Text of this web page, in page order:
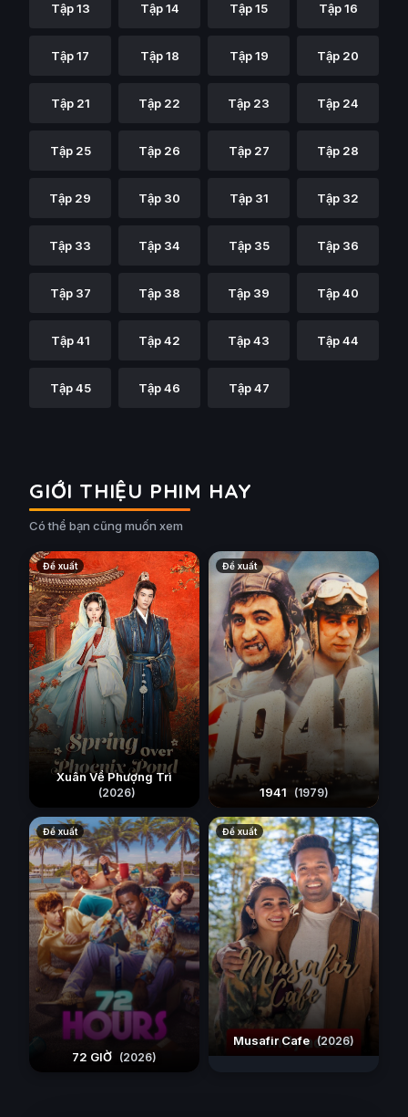
Tập 13 Tập 14 Tập 15 Tập 16
Tập 17 Tập 18 Tập 19 Tập 20
Tập 21 Tập 22 Tập 23 Tập 24
Tập 25 Tập 26 Tập 27 Tập 28
Tập 29 Tập 30 Tập 31 Tập 32
Tập 33 Tập 34 Tập 35 Tập 36
Tập 37 Tập 38 Tập 39 Tập 40
Tập 41 Tập 42 Tập 43 Tập 44
Tập 45 Tập 46 Tập 47
GIỚI THIỆU PHIM HAY
Có thể bạn cũng muốn xem
Đề xuất
Xuân Về Phượng Trì
(2026)
Đề xuất
1941 (1979)
Đề xuất
72 GIỜ (2026)
Đề xuất
Musafir Cafe (2026)